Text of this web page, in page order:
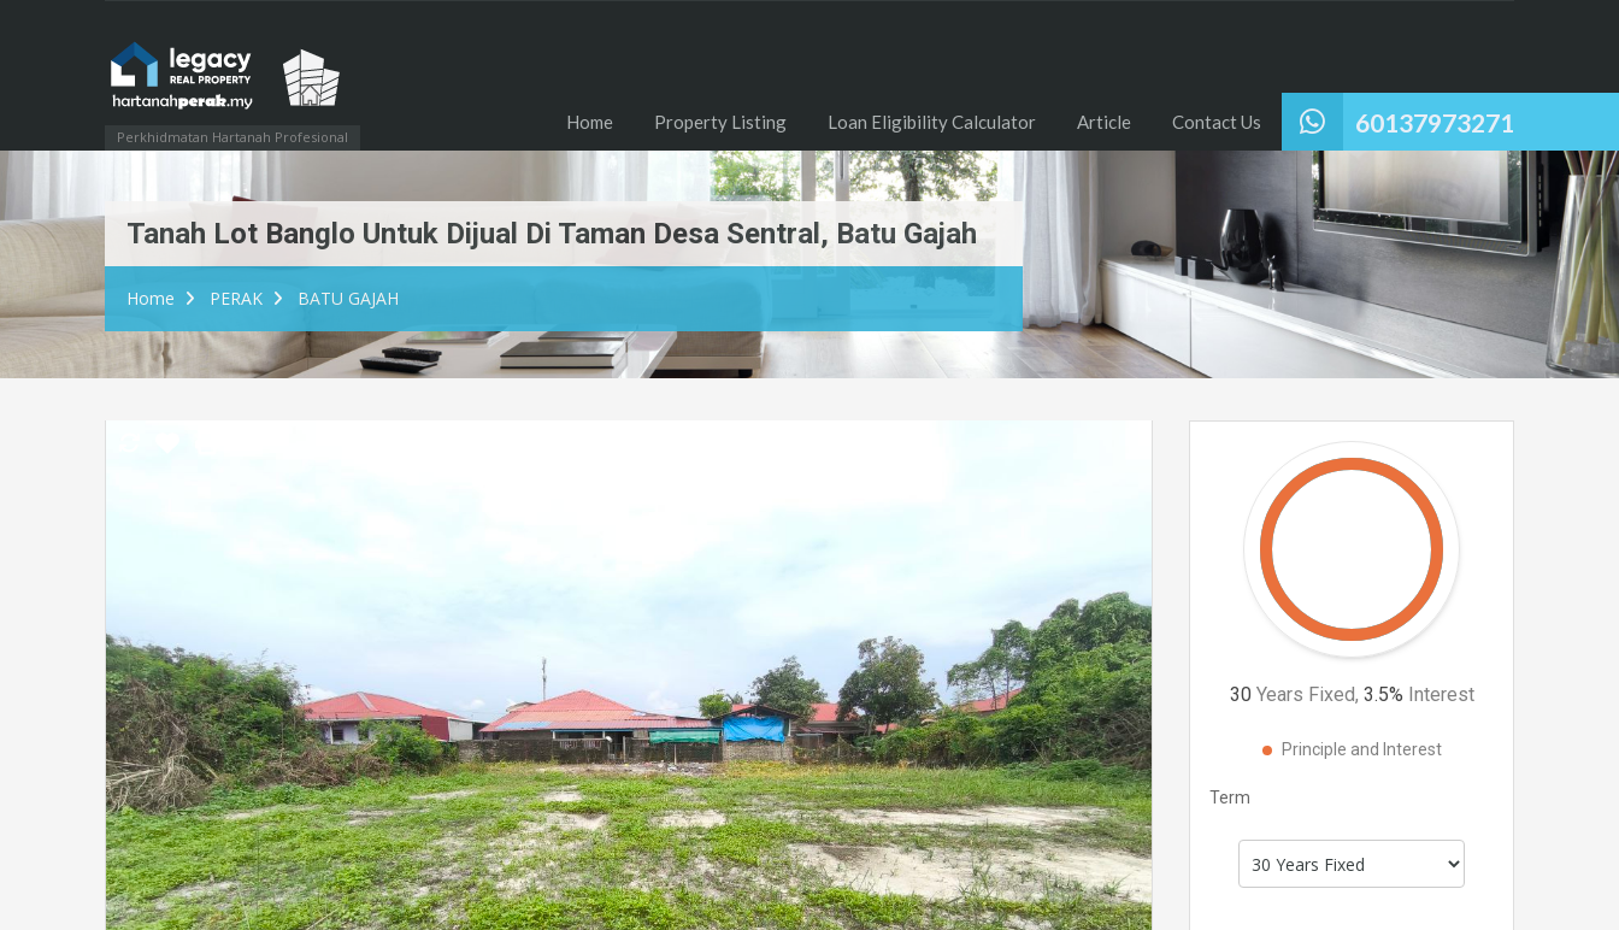
Perkhidmatan Hartanah Profesional 60137973271
Home Property Listing Loan Eligibility Calculator Article Contact Us
Tanah Lot Banglo Untuk Dijual Di Taman Desa Sentral, Batu Gajah
Home PERAK BATU GAJAH
30 Years Fixed, 3.5% Interest
Principle and Interest
Term